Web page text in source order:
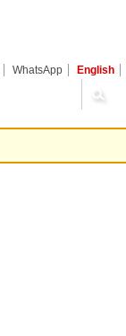
WhatsApp English